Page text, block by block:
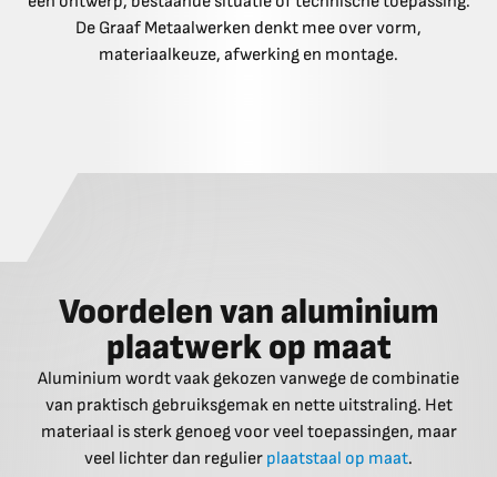
De Graaf Metaalwerken denkt mee over vorm,
materiaalkeuze, afwerking en montage.
Voordelen van aluminium
plaatwerk op maat
Aluminium wordt vaak gekozen vanwege de combinatie
van praktisch gebruiksgemak en nette uitstraling. Het
materiaal is sterk genoeg voor veel toepassingen, maar
veel lichter dan regulier plaatstaal op maat.